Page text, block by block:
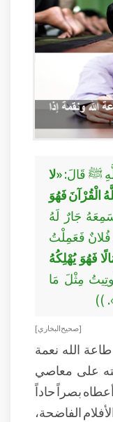
ﷺ قَالَ:«لا
الْقُرْآنَ فَهُوَ
جَارٌ لَهُ
فُلانٌ فَعَمِلْتُ
فَهُوَ يُهْلِكُهُ
مِثْلَ مَا
))
[ صحيح البخاري ]
الله نعمة
على معاصي
أعطاه بصراً حاداً
الفاضحة،